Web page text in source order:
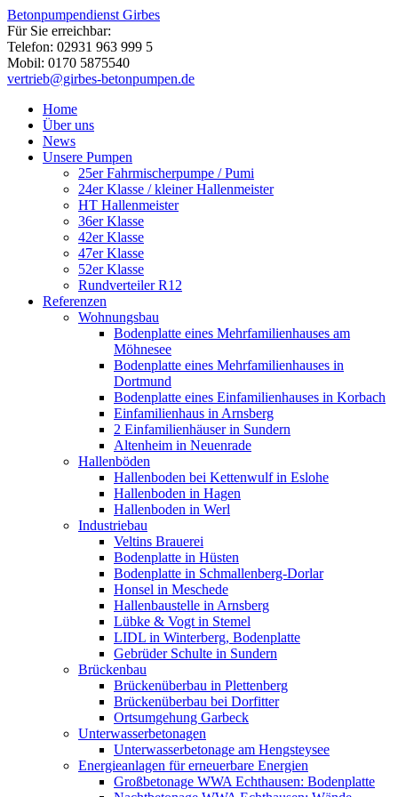
Betonpumpendienst Girbes
Für Sie erreichbar:
Telefon: 02931 963 999 5
Mobil: 0170 5875540
vertrieb@girbes-betonpumpen.de
Home
Über uns
News
Unsere Pumpen
25er Fahrmischerpumpe / Pumi
24er Klasse / kleiner Hallenmeister
HT Hallenmeister
36er Klasse
42er Klasse
47er Klasse
52er Klasse
Rundverteiler R12
Referenzen
Wohnungsbau
Bodenplatte eines Mehrfamilienhauses am
Möhnesee
Bodenplatte eines Mehrfamilienhauses in
Dortmund
Bodenplatte eines Einfamilienhauses in Korbach
Einfamilienhaus in Arnsberg
2 Einfamilienhäuser in Sundern
Altenheim in Neuenrade
Hallenböden
Hallenboden bei Kettenwulf in Eslohe
Hallenboden in Hagen
Hallenboden in Werl
Industriebau
Veltins Brauerei
Bodenplatte in Hüsten
Bodenplatte in Schmallenberg-Dorlar
Honsel in Meschede
Hallenbaustelle in Arnsberg
Lübke & Vogt in Stemel
LIDL in Winterberg, Bodenplatte
Gebrüder Schulte in Sundern
Brückenbau
Brückenüberbau in Plettenberg
Brückenüberbau bei Dorfitter
Ortsumgehung Garbeck
Unterwasserbetonagen
Unterwasserbetonage am Hengsteysee
Energieanlagen für erneuerbare Energien
Großbetonage WWA Echthausen: Bodenplatte